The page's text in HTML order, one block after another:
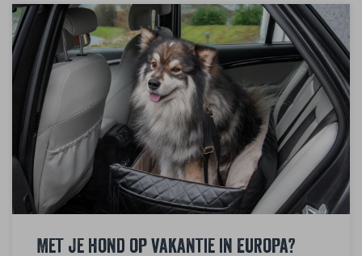
Met je hond op vakantie in Europa?